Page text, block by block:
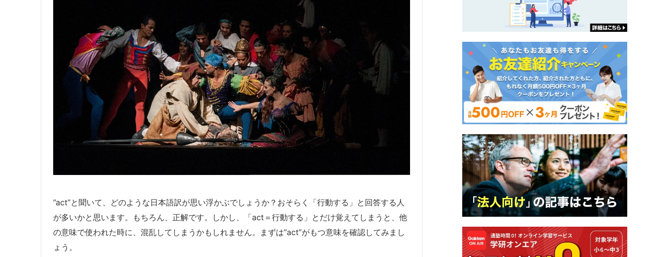
”act”と聞いて、どのような日本語訳が思い浮かぶでしょうか？おそらく「行動する」と回答する人
が多いかと思います。もちろん、正解です。しかし、「act＝行動する」とだけ覚えてしまうと、他
の意味で使われた時に、混乱してしまうかもしれません。まずは”act”がもつ意味を確認してみまし
ょう。